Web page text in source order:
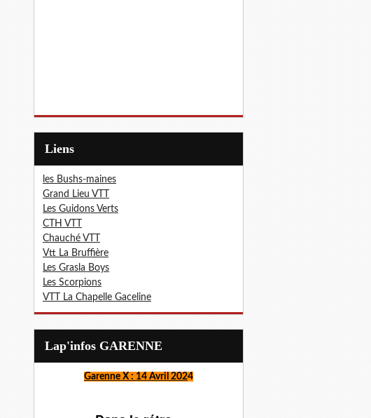
Liens
les Bushs-maines
Grand Lieu VTT
Les Guidons Verts
CTH VTT
Chauché VTT
Vtt La Bruffière
Les Grasla Boys
Les Scorpions
VTT La Chapelle Gaceline
Lap'infos GARENNE
Garenne X : 14 Avril 2024